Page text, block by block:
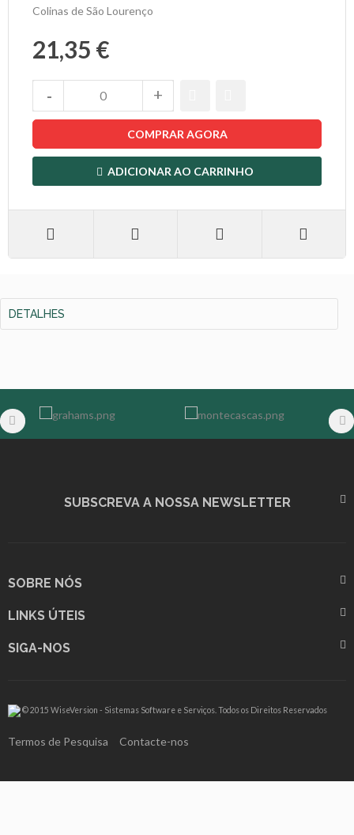
Colinas de São Lourenço
21,35 €
COMPRAR AGORA
ADICIONAR AO CARRINHO
DETALHES
SUBSCREVA A NOSSA NEWSLETTER
SOBRE NÓS
LINKS ÚTEIS
SIGA-NOS
© 2015 WiseVersion - Sistemas Software e Serviços. Todos os Direitos Reservados
Termos de Pesquisa Contacte-nos